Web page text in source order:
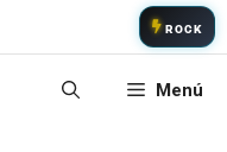
ROCK
Menú